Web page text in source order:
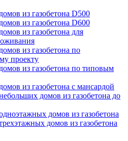
из газобетона D500
из газобетона D600
из газобетона для
из газобетона по
проекту
из газобетона по типовым
из газобетона с мансардой
домов из газобетона до
домов из газобетона
домов из газобетона